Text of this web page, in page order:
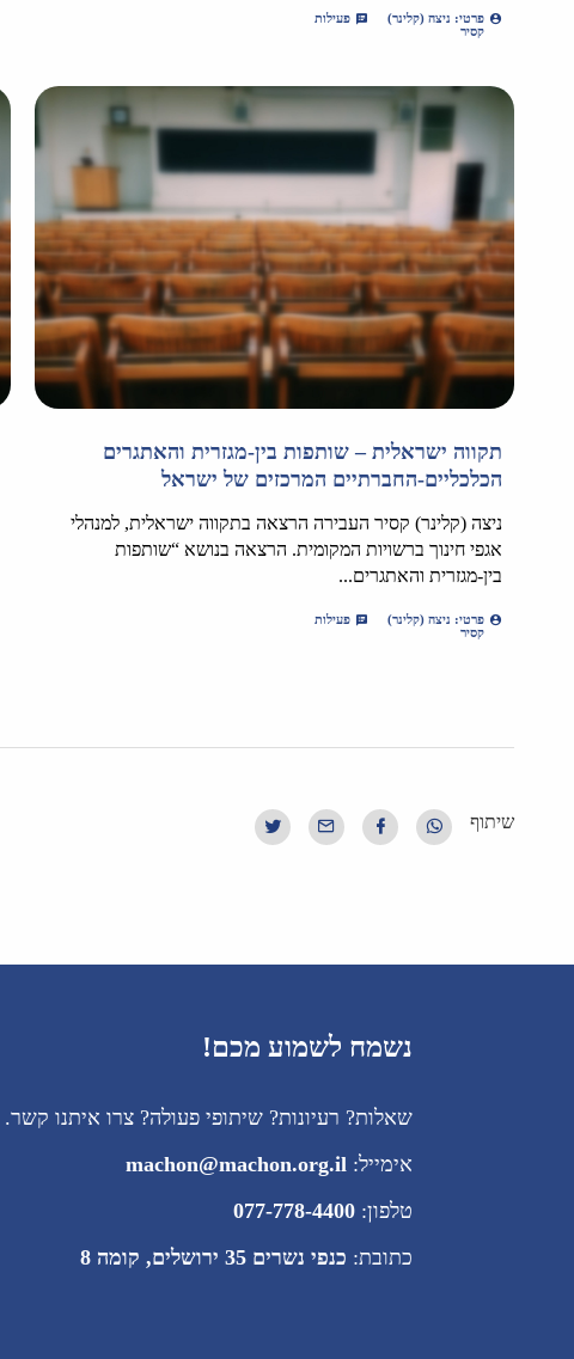
פרטי: ניצה (קלינר)
קסיר
פעילות
תקווה ישראלית – שותפות בין-מגזרית והאתגרים
הכלכליים-החברתיים המרכזים של ישראל
ניצה (קלינר) קסיר העבירה הרצאה בתקווה ישראלית, למנהלי
אגפי חינוך ברשויות המקומית. הרצאה בנושא “שותפות
בין-מגזרית והאתגרים...
פרטי: ניצה (קלינר)
קסיר
פעילות
שיתוף
נשמח לשמוע מכם!
שאלות? רעיונות? שיתופי פעולה? צרו איתנו קשר.
אימייל: machon@machon.org.il
טלפון: 077-778-4400
כתובת: כנפי נשרים 35 ירושלים, קומה 8